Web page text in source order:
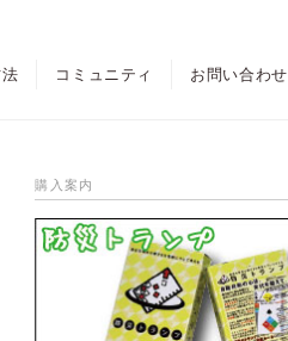
コミュニティ お問い合わせ
購入案内